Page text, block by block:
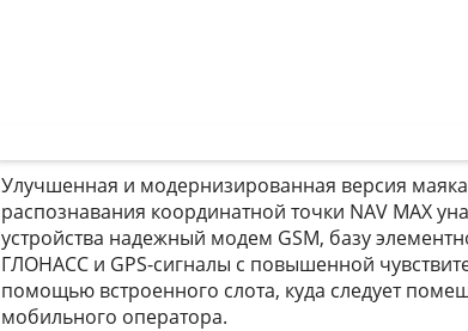
Улучшенная и модернизированная версия
распознавания координатной точки NAV MAX
устройства надежный модем GSM, базу
ГЛОНАСС и GPS-сигналы с повышенной
помощью встроенного слота, куда следует
мобильного оператора.